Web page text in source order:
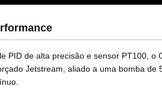
PID de alta precisão e sensor PT100,
Jetstream, aliado a uma bomba